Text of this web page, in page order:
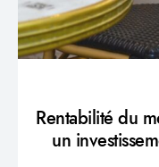
Rentabilité du
un